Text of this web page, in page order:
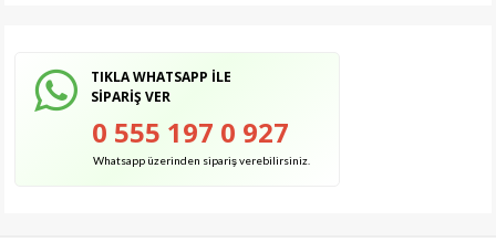
TIKLA WHATSAPP İLE
SİPARİŞ VER
0 555 197 0 927
Whatsapp üzerinden sipariş verebilirsiniz.